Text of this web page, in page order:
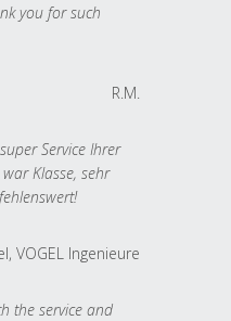
you for such
R.M.
Service Ihrer
Klasse, sehr
VOGEL Ingenieure
the service and